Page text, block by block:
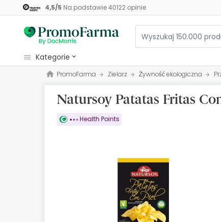
4,5/5 Na podstawie40122opinie
kategorie
Kosmetyki
Zdrowie
Higiena
PromoFarma Zielarz Żywność ekologiczna
Natursoy Patatas Fritas
Health Points